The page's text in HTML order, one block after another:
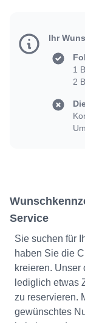
Ihr
1
2
Service
Sie suchen für
haben Sie die
kreieren.
lediglich etwas
zu reservieren.
gewünschtes